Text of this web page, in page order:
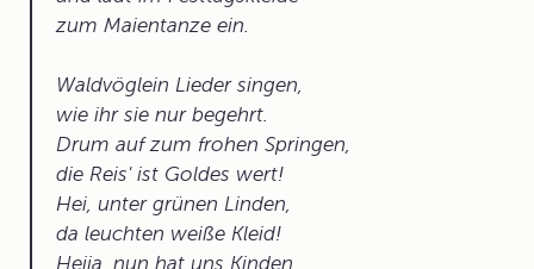
zum Maientanze ein.
Waldvöglein Lieder singen,
wie ihr sie nur begehrt.
Drum auf zum frohen Springen,
die Reis' ist Goldes wert!
Hei, unter grünen Linden,
da leuchten weiße Kleid!
Heija, nun hat uns Kinden